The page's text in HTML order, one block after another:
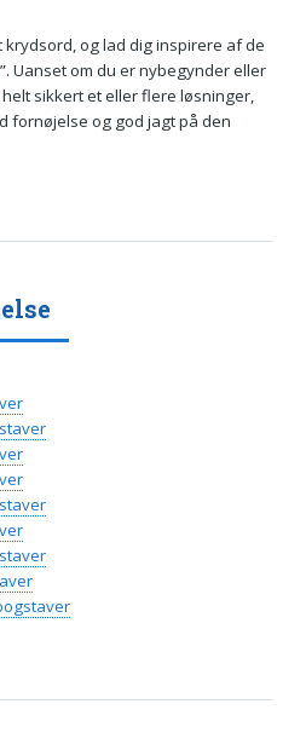
og lad dig inspirere af de
Uanset om du er nybegynder eller
sikkert et eller flere løsninger,
fornøjelse og god jagt på den